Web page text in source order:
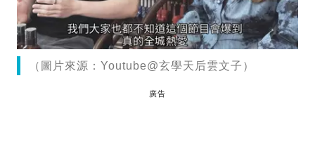
（圖片來源：Youtube@玄學天后雲文子）
廣告